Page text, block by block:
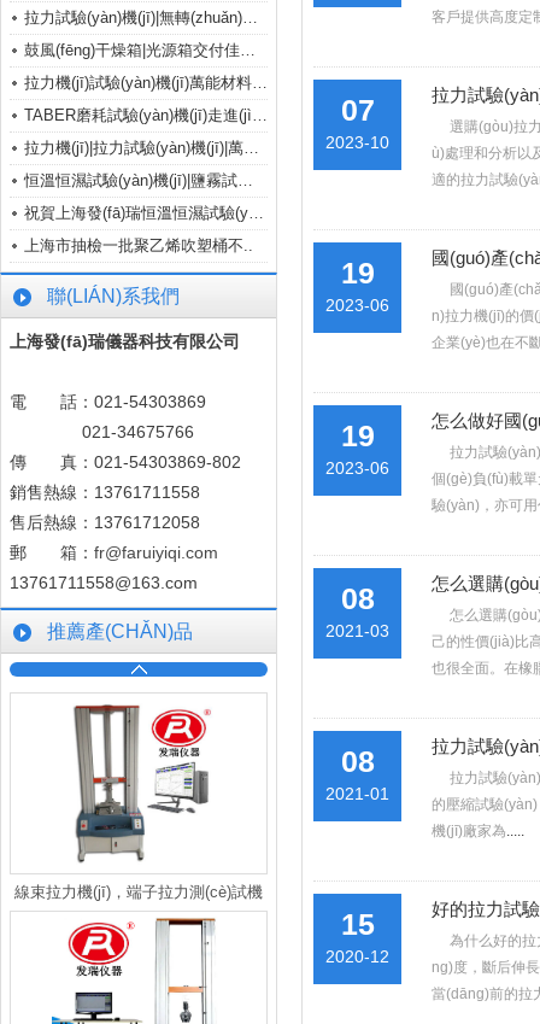
拉力試驗(yàn)機(jī)|無轉(zhuǎn)子硫化儀|拉..
鼓風(fēng)干燥箱|光源箱交付佳施加..
拉力機(jī)試驗(yàn)機(jī)萬能材料試驗(yàn)機(jī)儀..
TABER磨耗試驗(yàn)機(jī)走進(jìn)浙江..
拉力機(jī)|拉力試驗(yàn)機(jī)|萬能材料..
恒溫恒濕試驗(yàn)機(jī)|鹽霧試驗(yàn)機(jī)交..
祝賀上海發(fā)瑞恒溫恒濕試驗(yàn)箱專..
上海市抽檢一批聚乙烯吹塑桶不..
聯(LIÁN)系我們
上海發(fā)瑞儀器科技有限公司
電 話：021-54303869
021-34675766
傳 真：021-54303869-802
銷售熱線：13761711558
售后熱線：13761712058
郵 箱： fr@faruiyiqi.com
13761711558@163.com
推薦產(CHǍN)品
線束拉力機(jī)，端子拉力測(cè)試機
(jī)，新能源車電線壓頭拉力試驗(yàn)
客戶提供高度定
07
2023-10
拉力試驗
選購(gòu)拉力
ù)處理和分析以
適的拉力試驗
19
2023-06
國(guó)產
國(guó)產
n)拉力機(jī)的價
企業(yè)也在不
19
2023-06
怎么做好國
拉力試驗
個(gè)負(fù)載單
驗(yàn)，亦
08
2021-03
怎么選購
怎么選購
己的性價(jià)比
也很全面。在橡
08
2021-01
拉力試驗(yàn)
拉力試驗(yàn)
的壓縮試驗(yàn)
機(jī)廠家為.....
15
2020-12
好的拉力試
為什么好的拉
ng)度，斷后
當(dāng)前的拉